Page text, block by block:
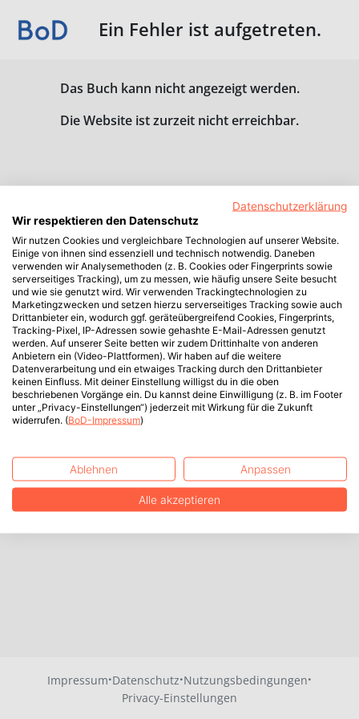
Ein Fehler ist aufgetreten.
Das Buch kann nicht angezeigt werden.
Die Website ist zurzeit nicht erreichbar.
Impressum·Datenschutz·Nutzungsbedingungen·
Privacy-Einstellungen
Datenschutzerklärung
Wir respektieren den Datenschutz
Wir nutzen Cookies und vergleichbare Technologien auf unserer Website.
Einige von ihnen sind essenziell und technisch notwendig. Daneben
verwenden wir Analysemethoden (z. B. Cookies oder Fingerprints sowie
serverseitiges Tracking), um zu messen, wie häufig unsere Seite besucht
und wie sie genutzt wird. Wir verwenden Trackingtechnologien zu
Marketingzwecken und setzen hierzu serverseitiges Tracking sowie auch
Drittanbieter ein, wodurch ggf. geräteübergreifend Cookies, Fingerprints,
Tracking-Pixel, IP-Adressen sowie gehashte E-Mail-Adressen genutzt
werden. Auf unserer Seite betten wir zudem Drittinhalte von anderen
Anbietern ein (Video-Plattformen). Wir haben auf die weitere
Datenverarbeitung und ein etwaiges Tracking durch den Drittanbieter
keinen Einfluss. Mit deiner Einstellung willigst du in die oben
beschriebenen Vorgänge ein. Du kannst deine Einwilligung (z. B. im Footer
unter „Privacy-Einstellungen“) jederzeit mit Wirkung für die Zukunft
widerrufen. (BoD-Impressum)
Ablehnen Anpassen
Alle akzeptieren